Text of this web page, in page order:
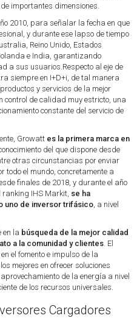
importantes dimensiones.
2010, para señalar la fecha en que
y durante ese lapso de tiempo
Reino Unido, Estados
e India, garantizando
a sus usuarios.Respecto al eje de
siempre en I+D+i, de tal manera
y servicios de la mejor
de calidad muy estricto, una
constante del servicio de
Growatt es la primera marca en
del que dispone desde
otras circunstancias por enviar
todo el mundo, concretamente a
finales de 2018, y durante el año
ranking IHS Markit, se ha
uno de inversor trifásico , a nivel
en la búsqueda de la mejor calidad
a la comunidad y clientes . El
el fomento e impulso de la
mejores en ofrecer soluciones
de la energía a nivel
de los recursos universales.
Cargadores